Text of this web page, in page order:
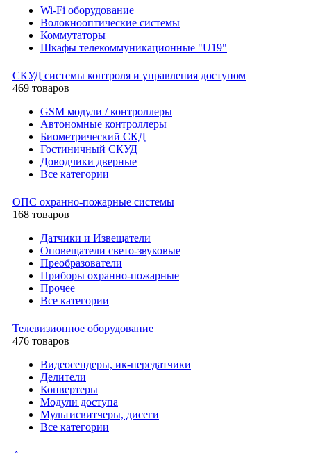
Wi-Fi оборудование
Волокнооптические системы
Коммутаторы
Шкафы телекоммуникационные "U19"
СКУД системы контроля и управления доступом
469 товаров
GSM модули / контроллеры
Автономные контроллеры
Биометрический СКД
Гостиничный СКУД
Доводчики дверные
Все категории
ОПС охранно-пожарные системы
168 товаров
Датчики и Извещатели
Оповещатели свето-звуковые
Преобразователи
Приборы охранно-пожарные
Прочее
Все категории
Телевизионное оборудование
476 товаров
Видеосендеры, ик-передатчики
Делители
Конвертеры
Модули доступа
Мультисвитчеры, дисеги
Все категории